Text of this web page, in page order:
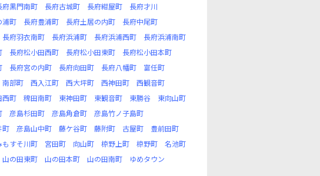
府黒門南町 長府古城町 長府紺屋町
長府才川
浦町 長府豊浦町 長府土居の内町
長府中尾町
長府羽衣南町 長府浜浦町 長府浜浦西町
長府浜浦南町
長府松小田西町 長府松小田東町
長府松小田本町
長府宮の内町 長府向田町 長府八幡町
富任町
南部町 西入江町 西大坪町 西神田町
西観音町
西町 稗田南町 東神田町 東観音町 東勝谷
東向山町
彦島杉田町 彦島角倉町
彦島竹ノ子島町
町 彦島山中町 藤ケ谷町 藤附町 古屋町
豊前田町
もすそ川町 宮田町 向山町 椋野上町 椋野町
名池町
山の田東町 山の田本町 山の田南町
ゆめタウン